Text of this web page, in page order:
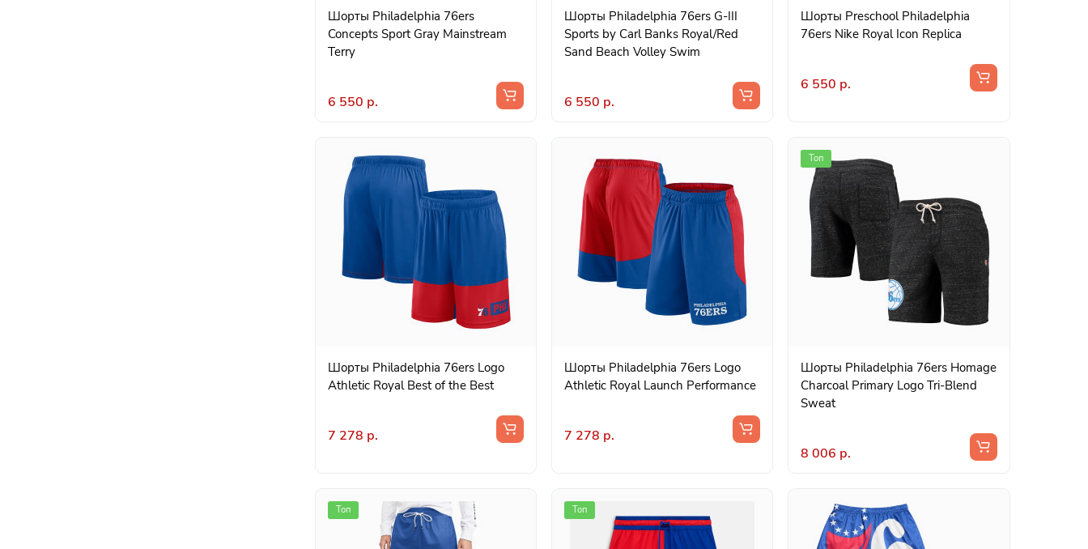
Шорты Philadelphia 76ers
Concepts Sport Gray Mainstream
Terry
6 550 р.
Шорты Philadelphia 76ers G-III
Sports by Carl Banks Royal/Red
Sand Beach Volley Swim
6 550 р.
Шорты Preschool Philadelphia
76ers Nike Royal Icon Replica
6 550 р.
Шорты Philadelphia 76ers Logo
Athletic Royal Best of the Best
7 278 р.
Шорты Philadelphia 76ers Logo
Athletic Royal Launch Performance
7 278 р.
Топ
Шорты Philadelphia 76ers Homage
Charcoal Primary Logo Tri-Blend
Sweat
8 006 р.
Топ Топ